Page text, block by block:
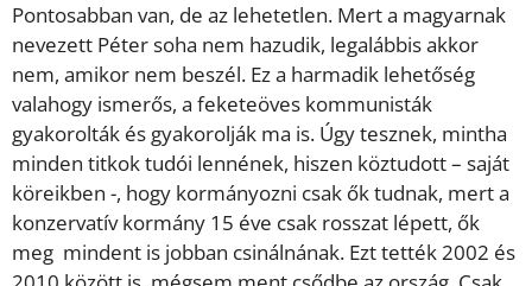
Pontosabban van, de az lehetetlen. Mert a magyarnak
nevezett Péter soha nem hazudik, legalábbis akkor
nem, amikor nem beszél. Ez a harmadik lehetőség
valahogy ismerős, a feketeöves kommunisták
gyakorolták és gyakorolják ma is. Úgy tesznek, mintha
minden titkok tudói lennének, hiszen köztudott – saját
köreikben -, hogy kormányozni csak ők tudnak, mert a
konzervatív kormány 15 éve csak rosszat lépett, ők
meg mindent is jobban csinálnának. Ezt tették 2002 és